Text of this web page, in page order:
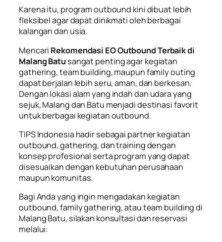
Karena itu, program outbound kini dibuat lebih
fleksibel agar dapat dinikmati oleh berbagai
kalangan dan usia.
Mencari Rekomendasi EO Outbound Terbaik di
Malang Batu sangat penting agar kegiatan
gathering, team building, maupun family outing
dapat berjalan lebih seru, aman, dan berkesan.
Dengan lokasi alam yang indah dan udara yang
sejuk, Malang dan Batu menjadi destinasi favorit
untuk berbagai kegiatan outbound.
TIPS Indonesia hadir sebagai partner kegiatan
outbound, gathering, dan training dengan
konsep profesional serta program yang dapat
disesuaikan dengan kebutuhan perusahaan
maupun komunitas.
Bagi Anda yang ingin mengadakan kegiatan
outbound, family gathering, atau team building di
Malang Batu, silakan konsultasi dan reservasi
melalui: